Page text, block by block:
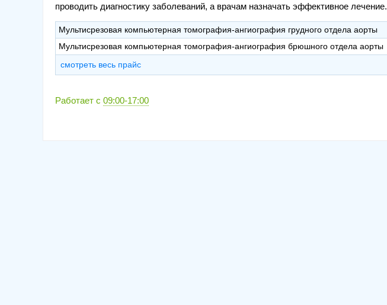
проводить диагностику заболеваний, а врачам назначать эффективное лечение.
Мультисрезовая компьютерная томография-ангиография грудного отдела аорты
Мультисрезовая компьютерная томография-ангиография брюшного отдела аорты
смотреть весь прайс
Работает с 09:00-17:00